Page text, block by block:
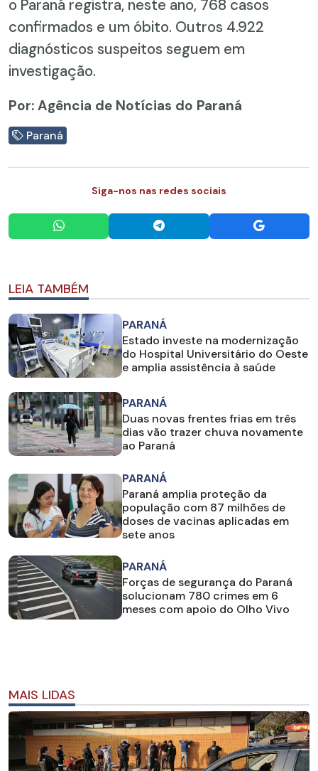
o Paraná registra, neste ano, 768 casos
confirmados e um óbito. Outros 4.922
diagnósticos suspeitos seguem em
investigação.
Por: Agência de Notícias do Paraná
Paraná
Siga-nos nas redes sociais
LEIA TAMBÉM
PARANÁ
Estado investe na modernização
do Hospital Universitário do Oeste
e amplia assistência à saúde
PARANÁ
Duas novas frentes frias em três
dias vão trazer chuva novamente
ao Paraná
PARANÁ
Paraná amplia proteção da
população com 87 milhões de
doses de vacinas aplicadas em
sete anos
PARANÁ
Forças de segurança do Paraná
solucionam 780 crimes em 6
meses com apoio do Olho Vivo
MAIS LIDAS